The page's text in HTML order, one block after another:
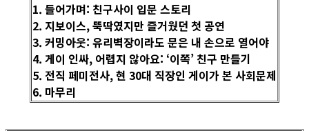
1. 들어가며: 친구사이 입문 스토리
2. 지보이스, 뚝딱였지만 즐거웠던 첫 공연
3. 커밍아웃: 유리벽장이라도 문은 내 손으로 열어야
4. 게이 인싸, 어렵지 않아요: ‘이쪽’ 친구 만들기
5. 전직 페미전사, 현 30대 직장인 게이가 본 사회문제
6. 마무리